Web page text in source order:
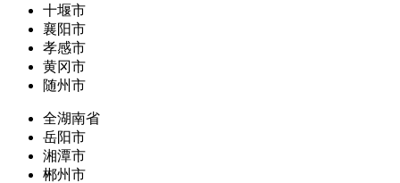
十堰市
襄阳市
孝感市
黄冈市
随州市
全湖南省
岳阳市
湘潭市
郴州市